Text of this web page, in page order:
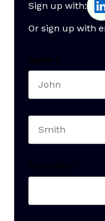
Sign up with:
Or sign up with
Name *
Seniority *